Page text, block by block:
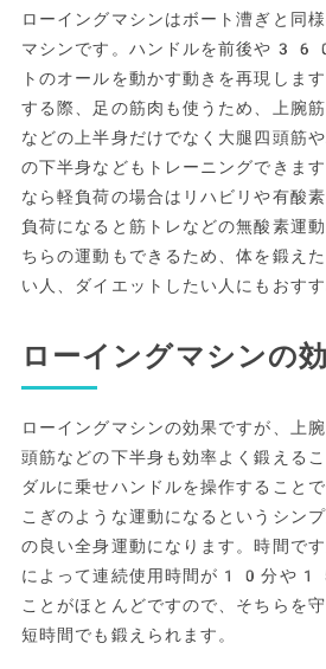
ローイングマシンはボート漕ぎと同
マシンです。ハンドルを前後や
トのオールを動かす動きを再現しま
する際、足の筋肉も使うため、上腕
などの上半身だけでなく大腿四頭筋
の下半身などもトレーニングできま
なら軽負荷の場合はリハビリや有酸
負荷になると筋トレなどの無酸素運
ちらの運動もできるため、体を鍛え
い人、ダイエットしたい人にもおすす
ローイングマシンの
ローイングマシンの効果ですが、上
頭筋などの下半身も効率よく鍛える
ダルに乗せハンドルを操作すること
こぎのような運動になるというシン
の良い全身運動になります。時間で
によって連続使用時間が10分や
ことがほとんどですので、そちらを
短時間でも鍛えられます。